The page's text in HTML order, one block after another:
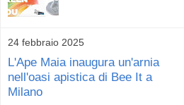
24 febbraio 2025
L'Ape Maia inaugura un'arnia
nell'oasi apistica di Bee It a
Milano